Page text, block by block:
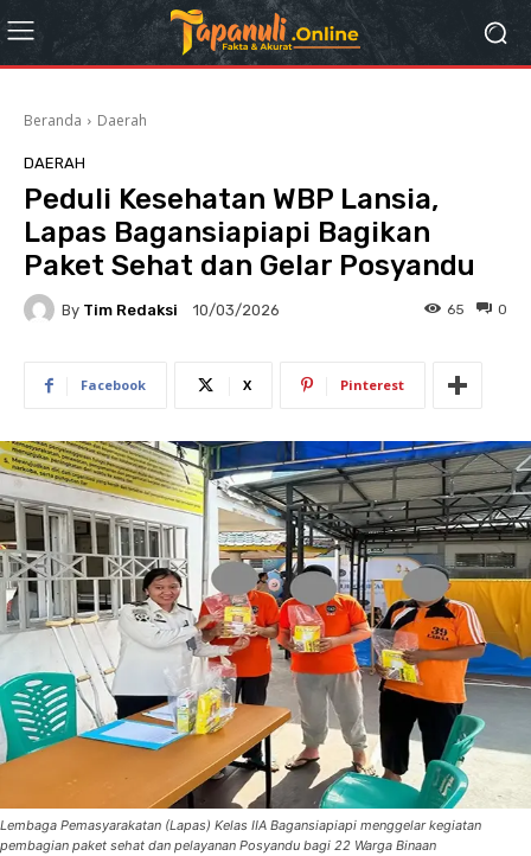
Beranda Daerah
DAERAH
Peduli Kesehatan WBP Lansia,
Lapas Bagansiapiapi Bagikan
Paket Sehat dan Gelar Posyandu
By Tim Redaksi 10/03/2026 0
65
Facebook X Pinterest
Lembaga Pemasyarakatan (Lapas) Kelas IIA Bagansiapiapi menggelar kegiatan
pembagian paket sehat dan pelayanan Posyandu bagi 22 Warga Binaan